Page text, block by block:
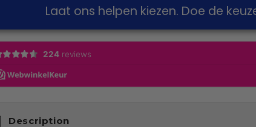
Laat ons helpen kiezen. Doe de
Description